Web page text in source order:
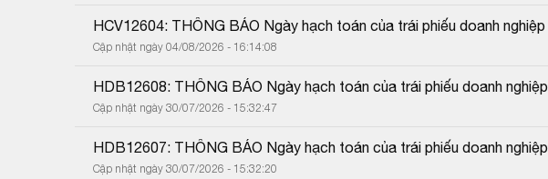
HCV12604: THÔNG BÁO Ngày hạch toán của trái phiếu doanh nghiệp
Cập nhật ngày 04/08/2026 - 16:14:08
HDB12608: THÔNG BÁO Ngày hạch toán của trái phiếu doanh nghiệp
Cập nhật ngày 30/07/2026 - 15:32:47
HDB12607: THÔNG BÁO Ngày hạch toán của trái phiếu doanh nghiệp
Cập nhật ngày 30/07/2026 - 15:32:20